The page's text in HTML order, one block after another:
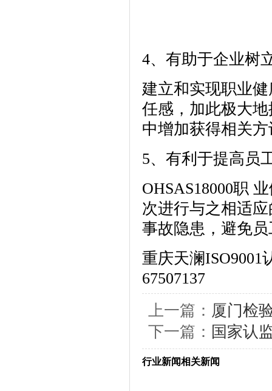
4、有助于企业树
建立和实现职业
任感，加此极大
中增加获得相关
5、有利于提高员
OHSAS18000职
次进行与之相适
事故隐患，避免
重庆天澜ISO9001
67507137
上一篇： 厦门检
下一篇： 国家认
行业新闻相关新闻